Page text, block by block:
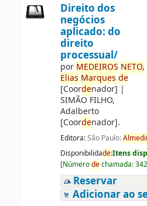
Direito dos
negócios
aplicado: do
direito
processual/
por MEDEIROS NETO,
Elias Marques de
[Coordenador] |
SIMÃO FILHO,
Adalberto
[Coordenador].
Editora:São Paulo:
Disponibilidade:Itens
[Númerodechamada:
Reservar
Adicionar ao